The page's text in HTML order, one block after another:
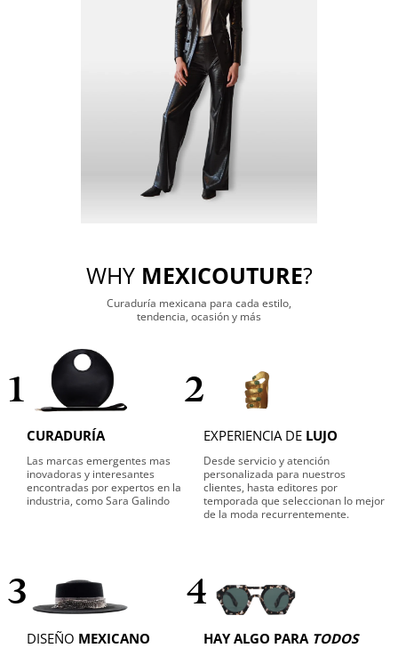
WHY MEXICOUTURE?
Curaduría mexicana para cada estilo,
tendencia, ocasión y más
1
CURADURÍA
Las marcas emergentes mas
inovadoras y interesantes
encontradas por expertos en la
industria, como Sara Galindo
2
EXPERIENCIA DE LUJO
Desde servicio y atención
personalizada para nuestros
clientes, hasta editores por
temporada que seleccionan lo mejor
de la moda recurrentemente.
3
DISEÑO MEXICANO
4
HAY ALGO PARA TODOS